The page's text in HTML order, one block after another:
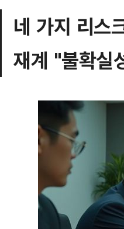
네 가지 리스
재계 "불확실